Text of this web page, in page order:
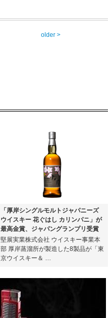
older >
「厚岸シングルモルトジャパニーズ
ウイスキー 花ぐはし カリンパニ」が
最高金賞、ジャパングランプリ受賞
堅展実業株式会社 ウイスキー事業本
部 厚岸蒸溜所が製造した8製品が「東
京ウイスキー＆ …